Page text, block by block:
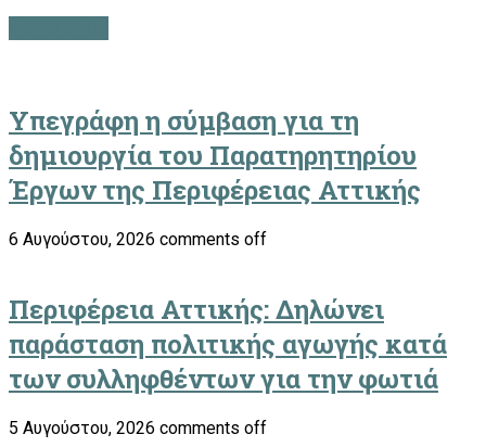
Υπεγράφη η σύμβαση για τη
δημιουργία του Παρατηρητηρίου
Έργων της Περιφέρειας Αττικής
6 Αυγούστου, 2026 comments off
Περιφέρεια Αττικής: Δηλώνει
παράσταση πολιτικής αγωγής κατά
των συλληφθέντων για την φωτιά
5 Αυγούστου, 2026 comments off